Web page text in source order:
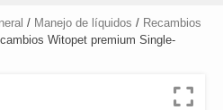
/ Manejo de líquidos / Recambios
Witopet premium Single-